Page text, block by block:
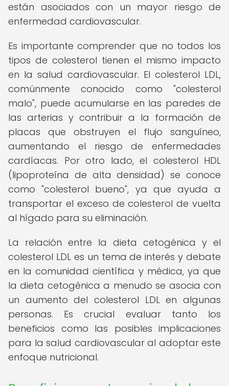
están asociados con un mayor riesgo de
enfermedad cardiovascular.
Es importante comprender que no todos los
tipos de colesterol tienen el mismo impacto
en la salud cardiovascular. El colesterol LDL,
comúnmente conocido como "colesterol
malo", puede acumularse en las paredes de
las arterias y contribuir a la formación de
placas que obstruyen el flujo sanguíneo,
aumentando el riesgo de enfermedades
cardíacas. Por otro lado, el colesterol HDL
(lipoproteína de alta densidad) se conoce
como "colesterol bueno", ya que ayuda a
transportar el exceso de colesterol de vuelta
al hígado para su eliminación.
La relación entre la dieta cetogénica y el
colesterol LDL es un tema de interés y debate
en la comunidad científica y médica, ya que
la dieta cetogénica a menudo se asocia con
un aumento del colesterol LDL en algunas
personas. Es crucial evaluar tanto los
beneficios como las posibles implicaciones
para la salud cardiovascular al adoptar este
enfoque nutricional.